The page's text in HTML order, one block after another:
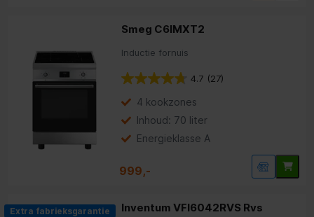
Smeg C6IMXT2
Inductie fornuis
4.7 (27)
4 kookzones
Inhoud: 70 liter
Energieklasse A
999,-
Extra fabrieksgarantie Inventum VFI6042RVS Rvs